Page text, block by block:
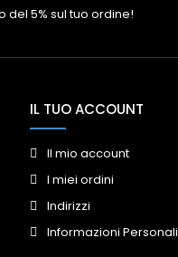
del 5% sul tuo ordine!
IL TUO ACCOUNT
Il mio account
I miei ordini
Indirizzi
Informazioni Personali